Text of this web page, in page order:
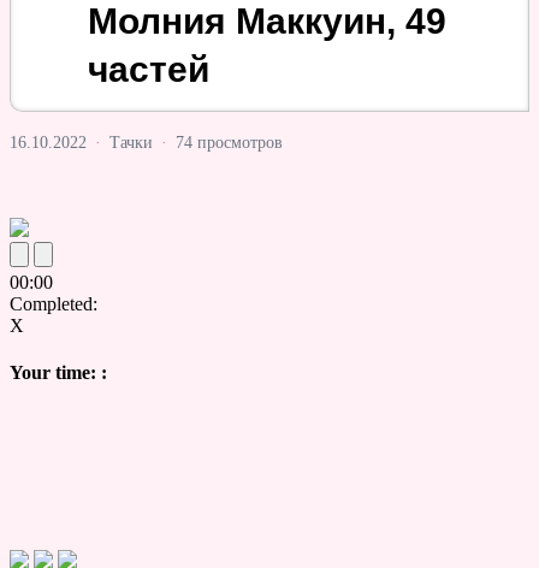
Молния Маккуин, 49
частей
16.10.2022 · Тачки · 74 просмотров
00:00
Completed:
X
Your time: :